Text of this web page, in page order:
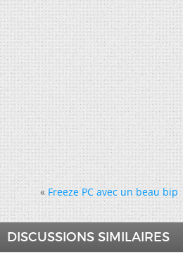
« Freeze PC avec un beau bip
DISCUSSIONS SIMILAIRES